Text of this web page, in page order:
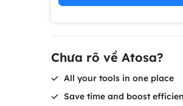
Chưa rõ về Atosa?
All your tools in one place
Save time and boost